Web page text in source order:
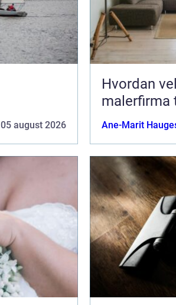
05 august 2026
Hvordan
malerfirma
Ane-Marit